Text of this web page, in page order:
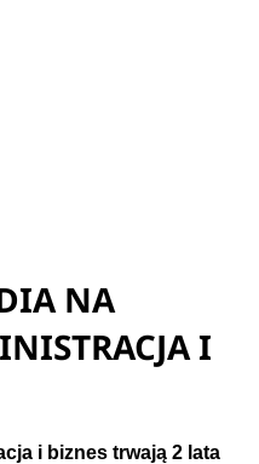
NA
I
i biznes trwają 2 lata